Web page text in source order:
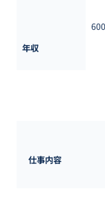
年収
仕事内容